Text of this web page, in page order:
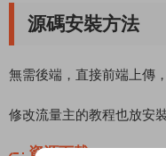
源碼安裝方法
無需後端，直接前端上傳
修改流量主的教程也放安
資源下載